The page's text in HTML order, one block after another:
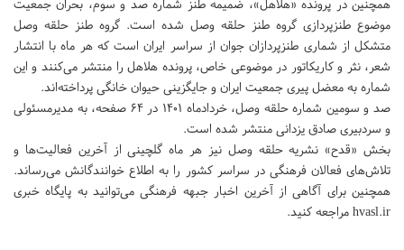
همچنین در پرونده «هلاهل»، ضمیمه طنز شماره صد و سوم، بحران جمعیت
موضوع طنزپردازی گروه طنز حلقه وصل شده است. گروه طنز حلقه وصل
متشکل از شماری طنزپردازان جوان از سراسر ایران است که هر ماه با انتشار
شعر، نثر و کاریکاتور در موضوعی خاص، پرونده هلاهل را منتشر می‌کنند و این
شماره به معضل پیری جمعیت ایران و جایگزینی حیوان خانگی پرداخته‌اند.
صد و سومین شماره حلقه وصل، خردادماه 1401 در 64 صفحه، به مدیرمسئولی
و سردبیری صادق یزدانی منتشر شده است.
بخش «قدح» نشریه حلقه وصل نیز هر ماه گلچینی از آخرین فعالیت‌ها و
تلاش‌های فعالان فرهنگی در سراسر کشور را به اطلاع خوانندگانش می‌رساند.
همچنین برای آگاهی از آخرین اخبار جبهه فرهنگی می‌توانید به پایگاه خبری
hvasl.ir مراجعه کنید.